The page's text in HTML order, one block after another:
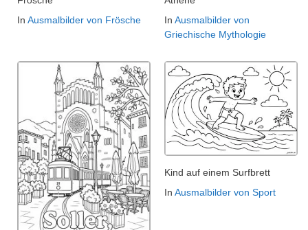
In Ausmalbilder von Frösche
In Ausmalbilder von
Griechische Mythologie
Kind auf einem Surfbrett
In Ausmalbilder von Sport